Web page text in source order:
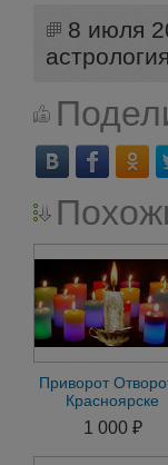
8 июля
астрология
Приворот
Красноярске
Любовная Магия
Гадание онлайн
1 000 ₽